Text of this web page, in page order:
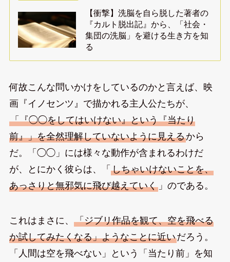
【衝撃】洗脳を自ら脱した著者の
『カルト脱出記』から、「社会・
集団の洗脳」を避ける生き方を知
る
何故こんな問いかけをしているのかと言えば、映
画『イノセンツ』で描かれる主人公たちが、
「『◯◯をしてはいけない』という『当たり
前』」を全然理解していないように見えるから
だ。「◯◯」には様々な動作が含まれるわけだ
が、とにかく彼らは、「 しちゃいけないことを、
あっさりと無邪気に飛び越えていく」のである。
これはまさに、 「ジブリ作品を観て、空を飛べる
か試してみたくなる」ようなことに近いだろう。
「人間は空を飛べない」という「当たり前」を知